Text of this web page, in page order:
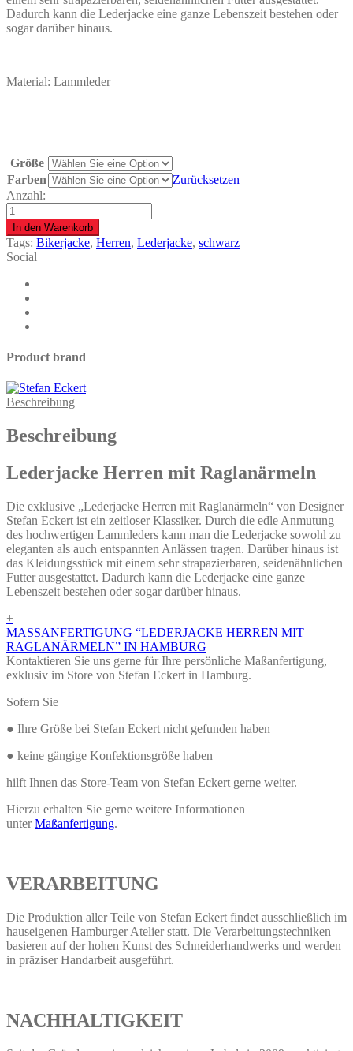
Dadurch kann die Lederjacke eine ganze Lebenszeit bestehen oder
sogar darüber hinaus.
Material: Lammleder
Größe
Farben
Zurücksetzen
Anzahl:
Lederjacke
Herren
mit
Raglanärmeln
quantity
In den Warenkorb
Tags: Bikerjacke, Herren, Lederjacke, schwarz
Social
Product brand
Beschreibung
Beschreibung
Lederjacke Herren mit Raglanärmeln
Die exklusive „Lederjacke Herren mit Raglanärmeln“ von Designer
Stefan Eckert ist ein zeitloser Klassiker. Durch die edle Anmutung
des hochwertigen Lammleders kann man die Lederjacke sowohl zu
eleganten als auch entspannten Anlässen tragen. Darüber hinaus ist
das Kleidungsstück mit einem sehr strapazierbaren, seidenähnlichen
Futter ausgestattet. Dadurch kann die Lederjacke eine ganze
Lebenszeit bestehen oder sogar darüber hinaus.
+
MASSANFERTIGUNG “LEDERJACKE HERREN MIT
RAGLANÄRMELN” IN HAMBURG
Kontaktieren Sie uns gerne für Ihre persönliche Maßanfertigung,
exklusiv im Store von Stefan Eckert in Hamburg.
Sofern Sie
● Ihre Größe bei Stefan Eckert nicht gefunden haben
● keine gängige Konfektionsgröße haben
hilft Ihnen das Store-Team von Stefan Eckert gerne weiter.
Hierzu erhalten Sie gerne weitere Informationen
unterMaßanfertigung.
VERARBEITUNG
Die Produktion aller Teile von Stefan Eckert findet ausschließlich im
hauseigenen Hamburger Atelier statt. Die Verarbeitungstechniken
basieren auf der hohen Kunst des Schneiderhandwerks und werden
in präziser Handarbeit ausgeführt.
NACHHALTIGKEIT